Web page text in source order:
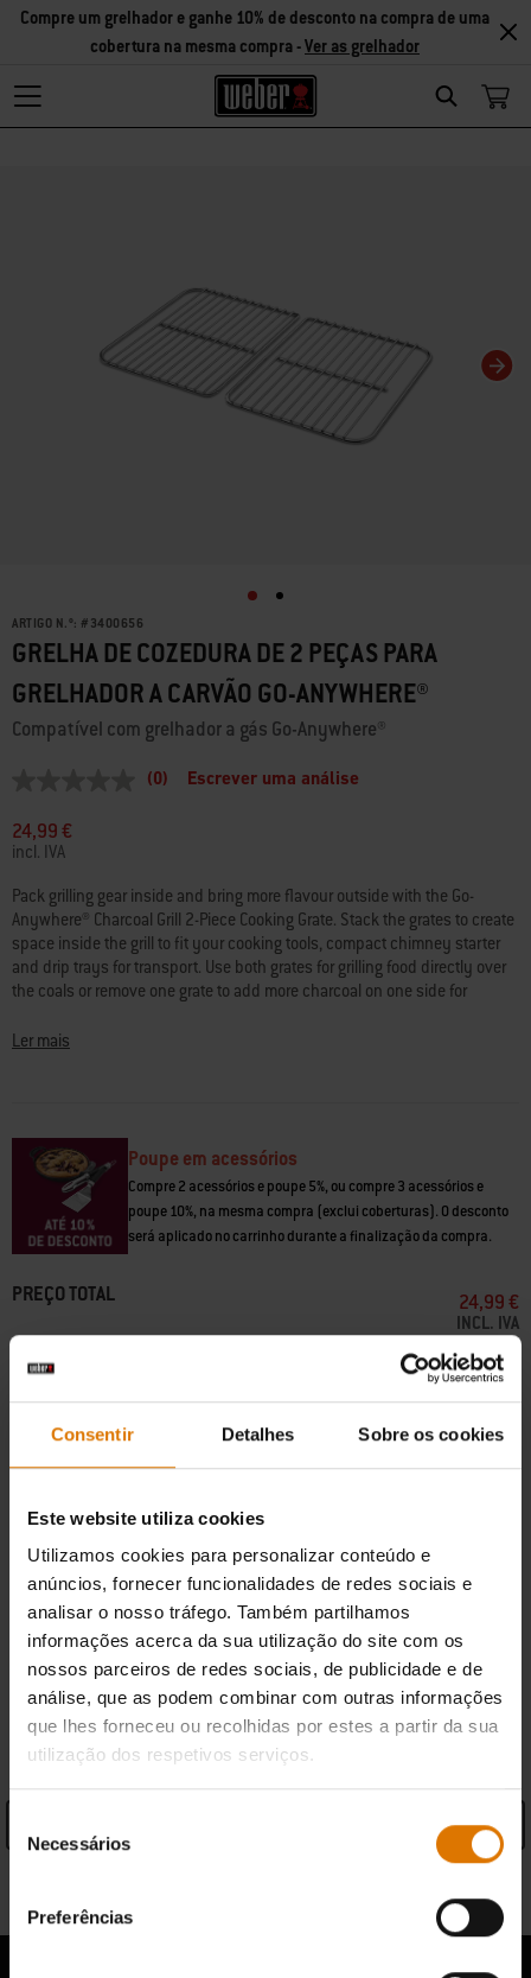
Consentir Detalhes Sobre os cookies
Este website utiliza cookies
Utilizamos cookies para personalizar conteúdo e
anúncios, fornecer funcionalidades de redes sociais e
analisar o nosso tráfego. Também partilhamos
informações acerca da sua utilização do site com os
nossos parceiros de redes sociais, de publicidade e de
análise, que as podem combinar com outras informações
que lhes forneceu ou recolhidas por estes a partir da sua
utilização dos respetivos serviços.
de Necessários
Preferências
Search
Compre um grelhador e ganhe 10% de desconto na compra de uma
cobertura na mesma compra -Ver as grelhador
ARTIGO N.º: # 3400656
GRELHA DE COZEDURA DE 2 PEÇAS PARA
GRELHADOR A CARVÃO GO-ANYWHERE®
Compatível com grelhador a gás Go-Anywhere®
de
classificação
Link
para
a
mesma
página.
(0) Escrever uma análise
24,99 €
incl. IVA
Pack grilling gear inside and bring more flavour outside with the Go-
Anywhere® Charcoal Grill 2-Piece Cooking Grate. Stack the grates to create
space inside the grill to fit your cooking tools, compact chimney starter
and drip trays for transport. Use both grates for grilling food directly over
the coals or remove one grate to add more charcoal on one side for
Anywhere® Charcoal Grill • Store grilling gear inside and cook more food
Ler mais
Poupe em acessórios
Compre 2 acessórios e poupe 5%, ou compre 3 acessórios e
poupe 10%, na mesma compra (exclui coberturas). O desconto
será aplicado no carrinho durante a finalização da compra.
PREÇO TOTAL 24,99 €
INCL. IVA
Devoluções gratuitas (Mais informação)
Encontrar um revendedor
ESPECIFICAÇÕES